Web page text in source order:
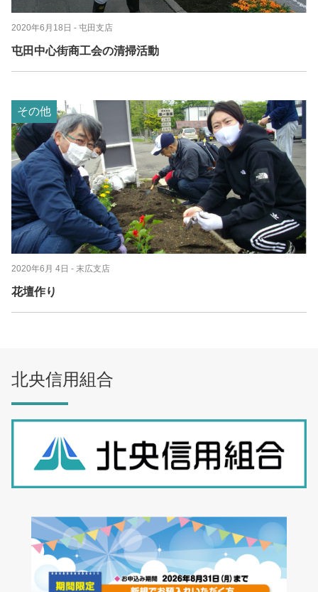
2020年6月18日 - 屯田支店
屯田中心街商工会の清掃活動
その他
2020年6月 4日 - 末広支店
花壇作り
北央信用組合